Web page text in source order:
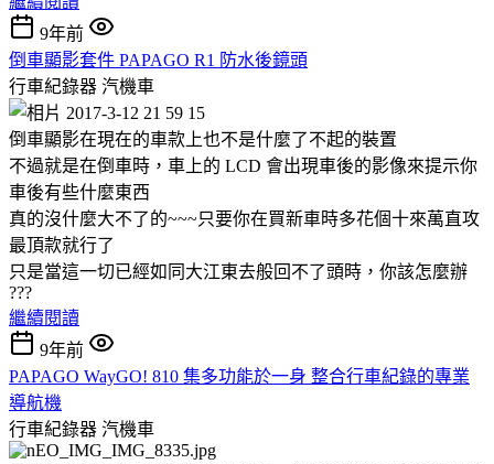
9年前
倒車顯影套件 PAPAGO R1 防水後鏡頭
行車紀錄器 汽機車
倒車顯影在現在的車款上也不是什麼了不起的裝置
不過就是在倒車時，車上的 LCD 會出現車後的影像來提示你
車後有些什麼東西
真的沒什麼大不了的~~~只要你在買新車時多花個十來萬直攻
最頂款就行了
只是當這一切已經如同大江東去般回不了頭時，你該怎麼辦
???
繼續閱讀
9年前
PAPAGO WayGO! 810 集多功能於一身 整合行車紀錄的專業
導航機
行車紀錄器 汽機車